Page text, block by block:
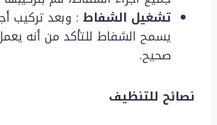
تشغيل الشفاط : وبعد تركيب
يسمح الشفاط للتأكد من أنه
صحيح.
نصائح للتنظيف